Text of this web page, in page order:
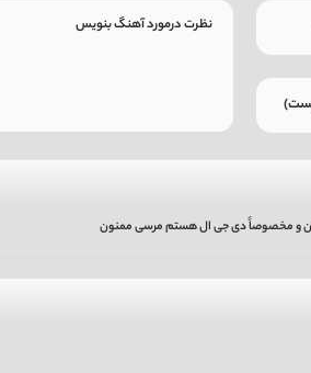
و مخصوصاً دی جی ال هستم مرسی ممنون